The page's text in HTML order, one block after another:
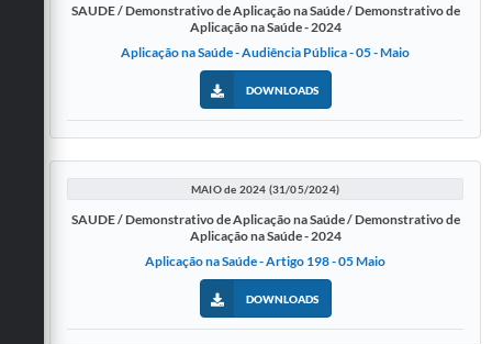
SAUDE / Demonstrativo de Aplicação na Saúde / Demonstrativo de
Aplicação na Saúde - 2024
Aplicação na Saúde - Audiência Pública - 05 - Maio
DOWNLOADS
MAIO de 2024 (31/05/2024)
SAUDE / Demonstrativo de Aplicação na Saúde / Demonstrativo de
Aplicação na Saúde - 2024
Aplicação na Saúde - Artigo 198 - 05 Maio
DOWNLOADS